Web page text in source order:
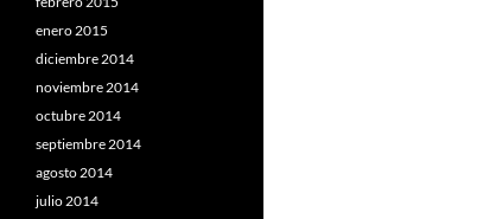
enero 2015
diciembre 2014
noviembre 2014
octubre 2014
septiembre 2014
agosto 2014
julio 2014